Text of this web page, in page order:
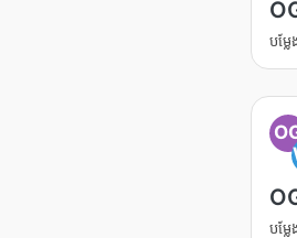
បម្ល
បម្ល